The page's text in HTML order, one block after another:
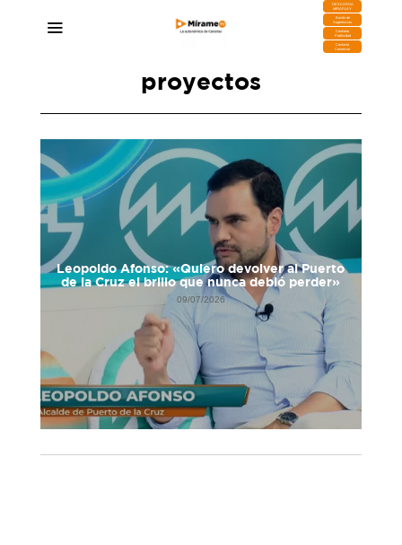
DESCARGA
MIRAPLAY
Buzón de
Sugerencias
Contratar
Publicidad
Contacto
Comercial
proyectos
Leopoldo Afonso: «Quiero devolver al Puerto
de la Cruz el brillo que nunca debió perder»
09/07/2026